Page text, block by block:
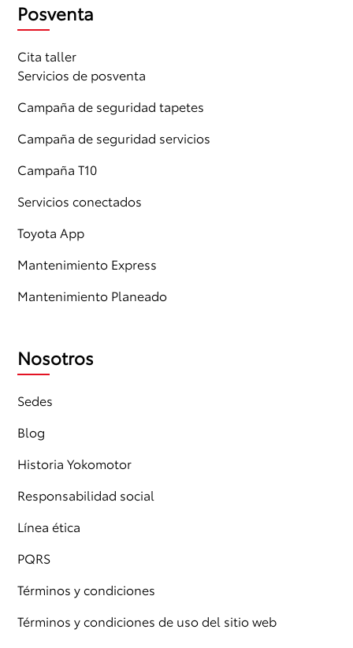
Posventa
Cita taller
Servicios de posventa
Campaña de seguridad tapetes
Campaña de seguridad servicios
Campaña T10
Servicios conectados
Toyota App
Mantenimiento Express
Mantenimiento Planeado
Nosotros
Sedes
Blog
Historia Yokomotor
Responsabilidad social
Línea ética
PQRS
Términos y condiciones
Términos y condiciones de uso del sitio web